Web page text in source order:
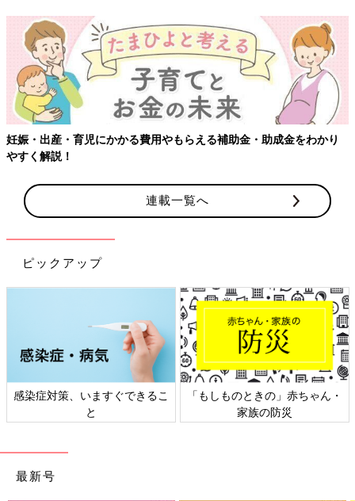
妊娠・出産・育児にかかる費用やもらえる補助金・助成金をわかり
やすく解説！
連載一覧へ
ピックアップ
感染症対策、いますぐできるこ
と
「もしものときの」赤ちゃん・
家族の防災
最新号